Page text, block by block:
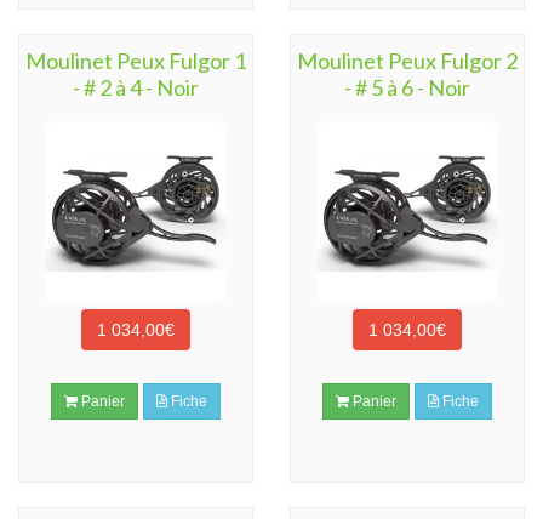
Moulinet Peux Fulgor 1
- # 2 à 4 - Noir
1 034,00€
Panier Fiche
Moulinet Peux Fulgor 2
- # 5 à 6 - Noir
1 034,00€
Panier Fiche